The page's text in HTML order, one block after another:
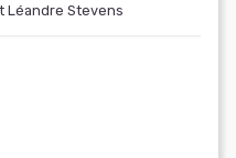
Léandre Stevens